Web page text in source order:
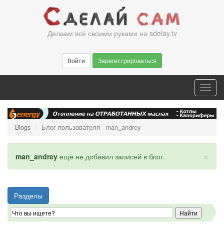
Делаем всё своими руками на sdelay.tv
Войти Зарегистрироваться
Blogs Блог пользователя - man_andrey
×
Статусное
man_andrey ещё не добавил записей в блог.
Разделы